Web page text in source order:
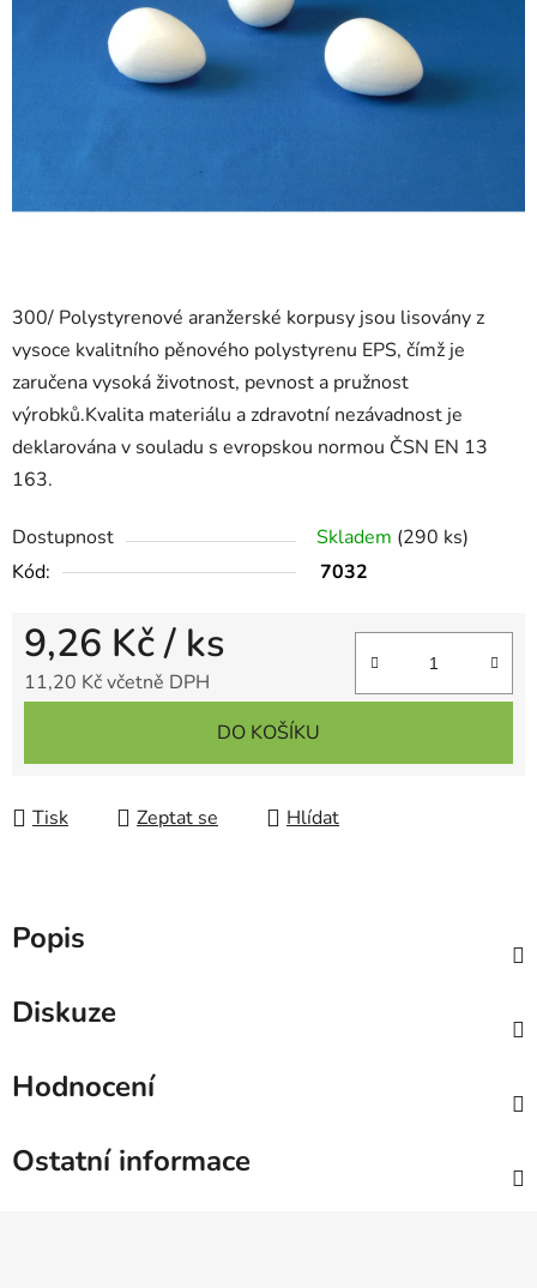
300/ Polystyrenové aranžerské korpusy jsou lisovány z
vysoce kvalitního pěnového polystyrenu EPS, čímž je
zaručena vysoká životnost, pevnost a pružnost
výrobků.Kvalita materiálu a zdravotní nezávadnost je
deklarována v souladu s evropskou normou ČSN EN 13
163.
Dostupnost Skladem (290 ks)
Kód:
7032
9,26 Kč/ ks
11,20 Kč včetně DPH
DO KOŠÍKU
Tisk Zeptat se Hlídat
Popis
Diskuze
Hodnocení
Ostatní informace